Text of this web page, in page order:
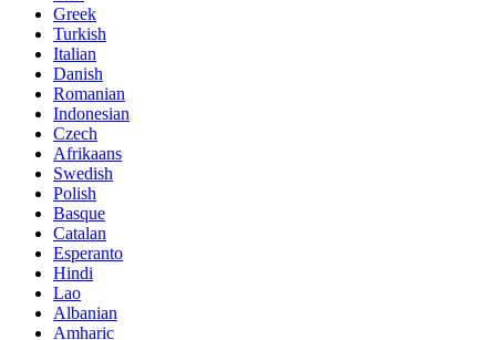
Greek
Turkish
Italian
Danish
Romanian
Indonesian
Czech
Afrikaans
Swedish
Polish
Basque
Catalan
Esperanto
Hindi
Lao
Albanian
Amharic